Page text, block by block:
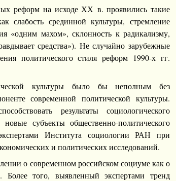
реформ на исходе ХХ в. проявились такие
слабость срединной культуры, стремление
«одним махом», склонность к радикализму,
средства»). Не случайно зарубежные
политического стиля реформ 1990-х гг.
культуры было бы неполным без
современной политической культуры.
результаты социологического
субъекты общественно-политического
Института социологии РАН при
и политических исследований.
о современном российском социуме как о
Более того, выявленный экспертами тренд